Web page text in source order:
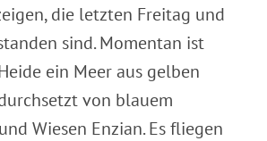
die letzten Freitag und
sind. Momentan ist
ein Meer aus gelben
von blauem
Wiesen Enzian. Es fliegen